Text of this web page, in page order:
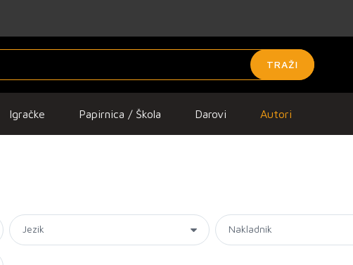
TRAŽI
Igračke Papirnica / Škola Darovi Autori